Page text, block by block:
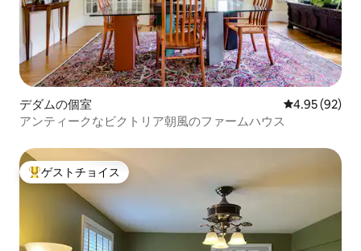
デダムの個室 レビュー92
4.95 (92)
アンティークなビクトリア朝風のファームハウス
大好評のゲストチョイスです。
ゲストチョイス